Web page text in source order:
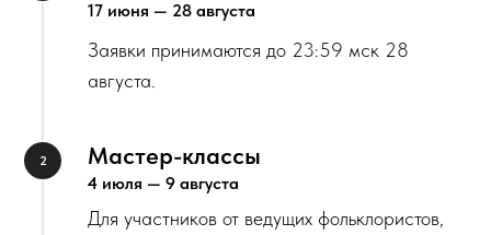
17 июня — 28 августа
Заявки принимаются до 23:59 мск 28
августа.
Мастер-классы
4 июля — 9 августа
Для участников от ведущих фольклористов,